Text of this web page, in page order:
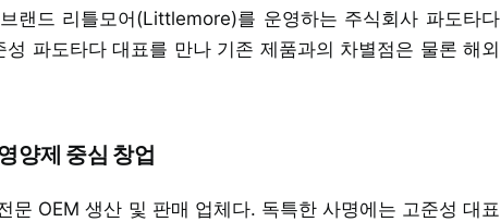
랜드 리틀모어(Littlemore)를 운영하는 주식회사 파도타다
파도타다 대표를 만나 기존 제품과의 차별점은 물론 해외
양제 중심 창업
문 OEM 생산 및 판매 업체다. 독특한 사명에는 고준성 대표